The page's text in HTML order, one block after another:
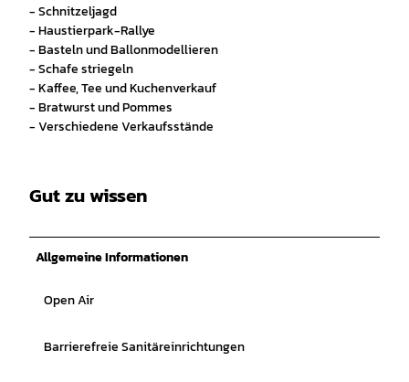
- Schnitzeljagd
- Haustierpark-Rallye
- Basteln und Ballonmodellieren
- Schafe striegeln
- Kaffee, Tee und Kuchenverkauf
- Bratwurst und Pommes
- Verschiedene Verkaufsstände
Gut zu wissen
Allgemeine Informationen
Open Air
Barrierefreie Sanitäreinrichtungen